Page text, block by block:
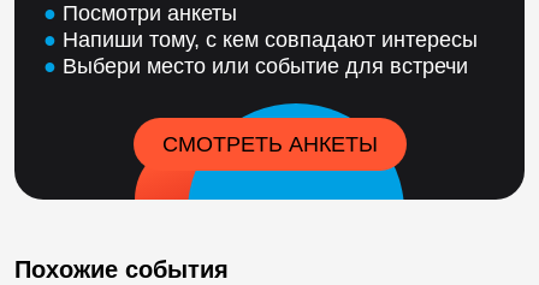
● Посмотри анкеты
● Напиши тому, с кем совпадают интересы
● Выбери место или событие для встречи
СМОТРЕТЬ АНКЕТЫ
Похожие события